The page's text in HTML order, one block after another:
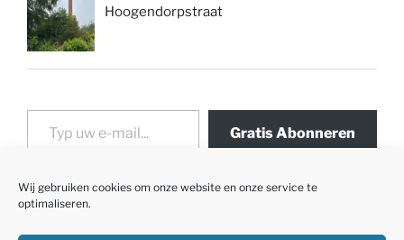
Wij gebruiken cookies om onze website en onze service te
optimaliseren.
Hoogendorpstraat
Typ uw e-mail...
Gratis Abonneren